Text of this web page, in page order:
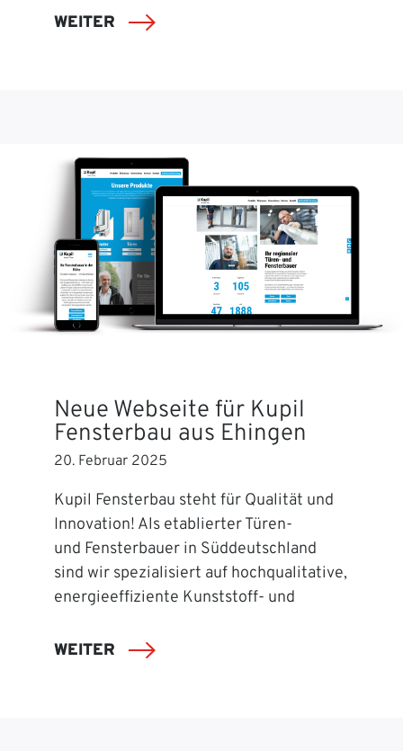
WEITER
Neue Webseite für Kupil
Fensterbau aus Ehingen
20. Februar 2025
Kupil Fensterbau steht für Qualität und
Innovation! Als etablierter Türen-
und Fensterbauer in Süddeutschland
sind wir spezialisiert auf hochqualitative,
energieeffiziente Kunststoff- und
WEITER